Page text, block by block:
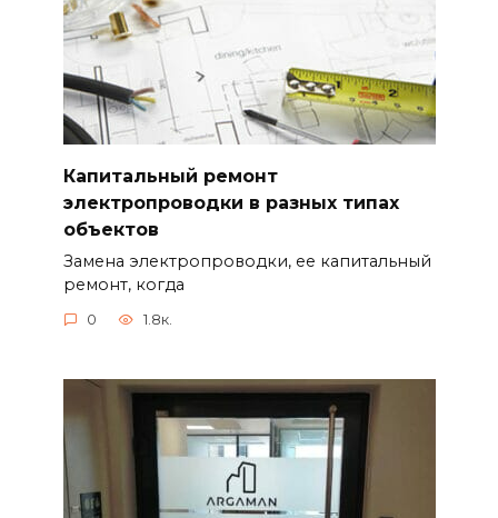
Капитальный ремонт
электропроводки в разных типах
объектов
Замена электропроводки, ее капитальный
ремонт, когда
0 1.8к.